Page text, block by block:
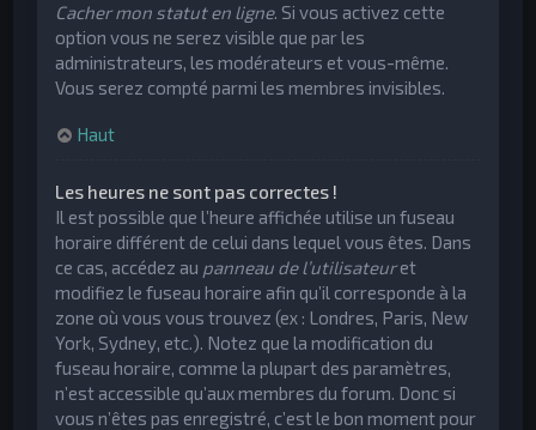
Cacher mon statut en ligne. Si vous activez cette
option vous ne serez visible que par les
administrateurs, les modérateurs et vous-même.
Vous serez compté parmi les membres invisibles.
Haut
Les heures ne sont pas correctes !
Il est possible que l’heure affichée utilise un fuseau
horaire différent de celui dans lequel vous êtes. Dans
ce cas, accédez au panneau de l’utilisateuret
modifiez le fuseau horaire afin qu’il corresponde à la
zone où vous vous trouvez (ex : Londres, Paris, New
York, Sydney, etc.). Notez que la modification du
fuseau horaire, comme la plupart des paramètres,
n’est accessible qu’aux membres du forum. Donc si
vous n’êtes pas enregistré, c’est le bon moment pour